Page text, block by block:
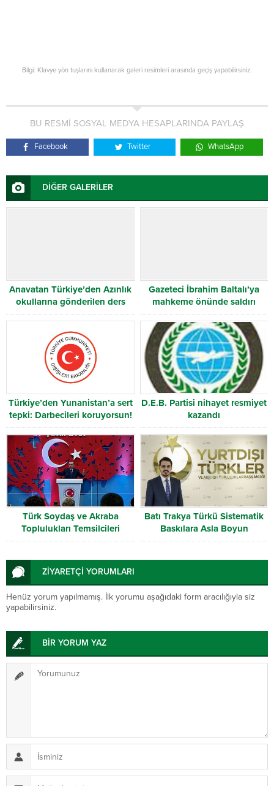
Bilgi: Klavye yön tuşlarını kullanarak galeri resimleri arasında geçiş yapabilirsiniz.
BU RESMİ SOSYAL MEDYA HESAPLARINDA PAYLAŞ
Facebook Twitter WhatsApp
DİĞER GALERİLER
Anavatan Türkiye’den Azınlık
okullarına gönderilen ders
kitapları Batı Trakya`ya geldi
Gazeteci İbrahim Baltalı’ya
mahkeme önünde saldırı
Türkiye’den Yunanistan’a sert
tepki: Darbecileri koruyorsun!
D.E.B. Partisi nihayet resmiyet
kazandı
Türk Soydaş ve Akraba
Toplulukları Temsilcileri
İstanbul’da Buluştu
Batı Trakya Türkü Sistematik
Baskılara Asla Boyun
Eğmeyecektir
ZİYARETÇİ YORUMLARI
Henüz yorum yapılmamış. İlk yorumu aşağıdaki form aracılığıyla siz
yapabilirsiniz.
BİR YORUM YAZ